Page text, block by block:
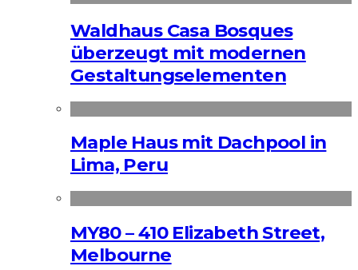
Waldhaus Casa Bosques
überzeugt mit modernen
Gestaltungselementen
Maple Haus mit Dachpool in
Lima, Peru
MY80 – 410 Elizabeth Street,
Melbourne